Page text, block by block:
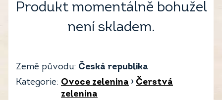
Produkt momentálně bohužel
není skladem.
Země původu: Česká republika
Kategorie: Ovoce zelenina › Čerstvá
zelenina